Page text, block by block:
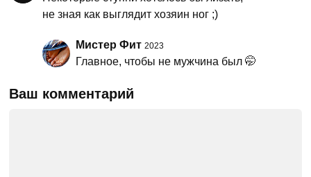
не зная как выглядит хозяин ног ;)
Мистер Фит 2023
Главное, чтобы не мужчина был 🤭
Ваш комментарий